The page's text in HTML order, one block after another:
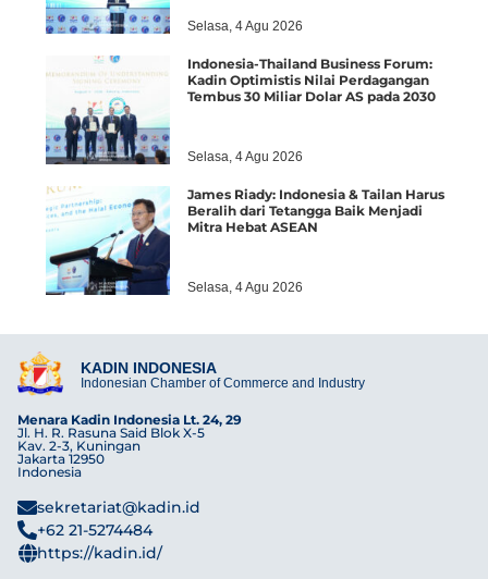
Selasa, 4 Agu 2026
Indonesia-Thailand Business Forum:
Kadin Optimistis Nilai Perdagangan
Tembus 30 Miliar Dolar AS pada 2030
Selasa, 4 Agu 2026
James Riady: Indonesia & Tailan Harus
Beralih dari Tetangga Baik Menjadi
Mitra Hebat ASEAN
Selasa, 4 Agu 2026
KADIN INDONESIA
Indonesian Chamber of Commerce and Industry
Menara Kadin Indonesia Lt. 24, 29
Jl. H. R. Rasuna Said Blok X-5
Kav. 2-3, Kuningan
Jakarta 12950
Indonesia
sekretariat@kadin.id
+62 21-5274484
https://kadin.id/